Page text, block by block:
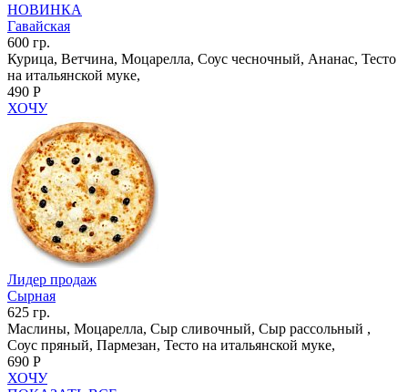
НОВИНКА
Гавайская
600 гр.
Курица, Ветчина, Моцарелла, Соус чесночный, Ананас, Тесто
на итальянской муке,
490 Р
ХОЧУ
Лидер продаж
Сырная
625 гр.
Маслины, Моцарелла, Сыр сливочный, Сыр рассольный ,
Соус пряный, Пармезан, Тесто на итальянской муке,
690 Р
ХОЧУ